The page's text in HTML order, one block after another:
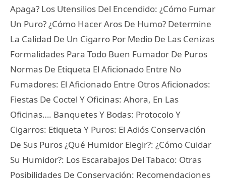
Apaga? Los Utensilios Del Encendido: ¿Cómo Fumar
Un Puro? ¿Cómo Hacer Aros De Humo? Determine
La Calidad De Un Cigarro Por Medio De Las Cenizas
Formalidades Para Todo Buen Fumador De Puros
Normas De Etiqueta El Aficionado Entre No
Fumadores: El Aficionado Entre Otros Aficionados:
Fiestas De Coctel Y Oficinas: Ahora, En Las
Oficinas…. Banquetes Y Bodas: Protocolo Y
Cigarros: Etiqueta Y Puros: El Adiós Conservación
De Sus Puros ¿Qué Humidor Elegir?: ¿Cómo Cuidar
Su Humidor?: Los Escarabajos Del Tabaco: Otras
Posibilidades De Conservación: Recomendaciones